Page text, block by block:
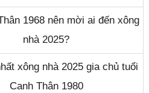
1968 nên mời ai đến xông
nhà 2025?
xông nhà 2025 gia chủ tuổi
Canh Thân 1980